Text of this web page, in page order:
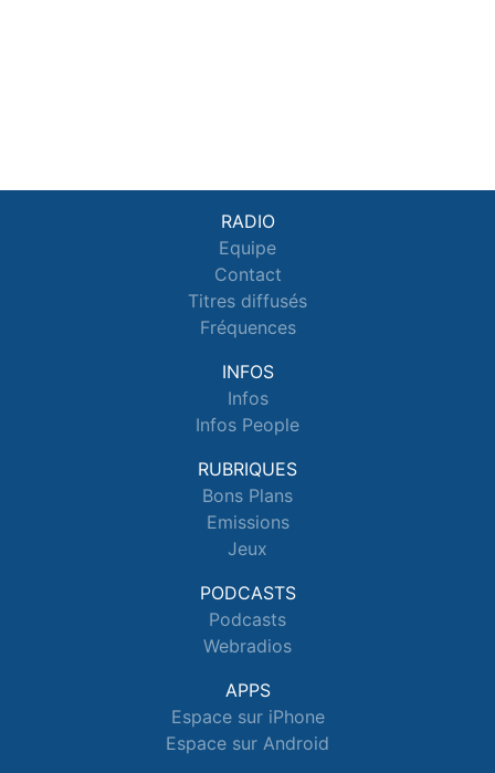
RADIO
Equipe
Contact
Titres diffusés
Fréquences
INFOS
Infos
Infos People
RUBRIQUES
Bons Plans
Emissions
Jeux
PODCASTS
Podcasts
Webradios
APPS
Espace sur iPhone
Espace sur Android